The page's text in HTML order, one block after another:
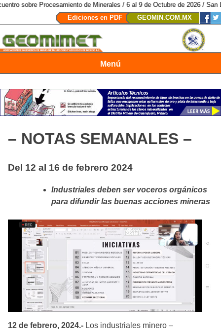
de Minerales / 6 al 9 de Octubre de 2026 / San Luis Potosí,
Ediciones en PDF
GEOMIN.COM.MX
Menú
– NOTAS SEMANALES –
Del 12 al 16 de febrero 2024
Industriales deben ser voceros orgánicos
para difundir las buenas acciones mineras
12 de febrero, 2024.- Los industriales minero –